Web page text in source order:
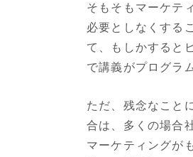
そもそもマーケテ
必要としなくする
て、もしかすると
で講義がプログラ
ただ、残念なこと
合は、多くの場合
マーケティングが